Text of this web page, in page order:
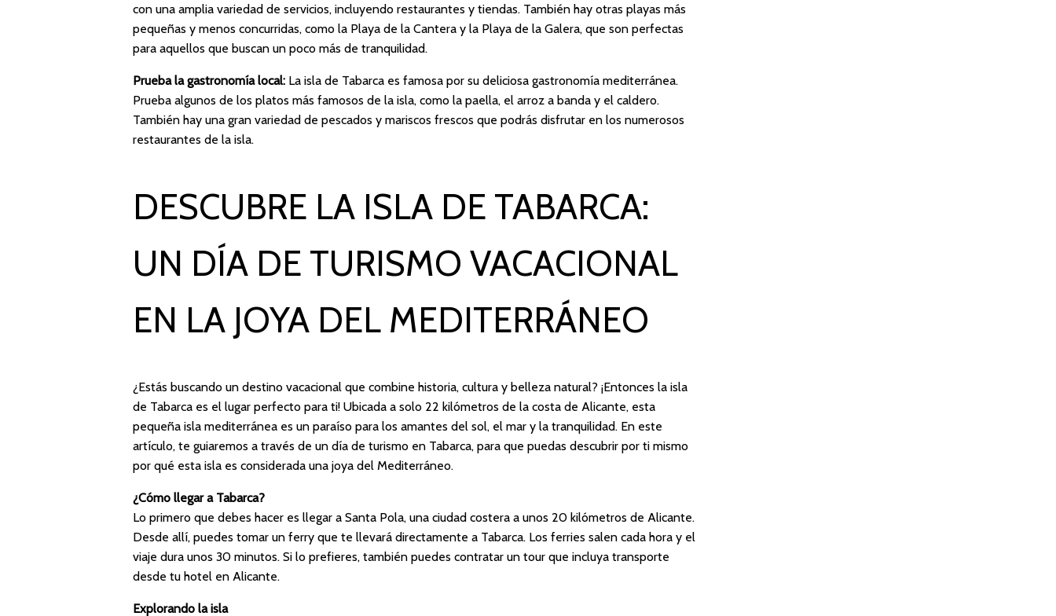
con una amplia variedad de servicios, incluyendo restaurantes y tiendas. También hay otras playas más
pequeñas y menos concurridas, como la Playa de la Cantera y la Playa de la Galera, que son perfectas
para aquellos que buscan un poco más de tranquilidad.
Prueba la gastronomía local: La isla de Tabarca es famosa por su deliciosa gastronomía mediterránea.
Prueba algunos de los platos más famosos de la isla, como la paella, el arroz a banda y el caldero.
También hay una gran variedad de pescados y mariscos frescos que podrás disfrutar en los numerosos
restaurantes de la isla.
DESCUBRE LA ISLA DE TABARCA:
UN DÍA DE TURISMO VACACIONAL
EN LA JOYA DEL MEDITERRÁNEO
¿Estás buscando un destino vacacional que combine historia, cultura y belleza natural? ¡Entonces la isla
de Tabarca es el lugar perfecto para ti! Ubicada a solo 22 kilómetros de la costa de Alicante, esta
pequeña isla mediterránea es un paraíso para los amantes del sol, el mar y la tranquilidad. En este
artículo, te guiaremos a través de un día de turismo en Tabarca, para que puedas descubrir por ti mismo
por qué esta isla es considerada una joya del Mediterráneo.
¿Cómo llegar a Tabarca?
Lo primero que debes hacer es llegar a Santa Pola, una ciudad costera a unos 20 kilómetros de Alicante.
Desde allí, puedes tomar un ferry que te llevará directamente a Tabarca. Los ferries salen cada hora y el
viaje dura unos 30 minutos. Si lo prefieres, también puedes contratar un tour que incluya transporte
desde tu hotel en Alicante.
Explorando la isla